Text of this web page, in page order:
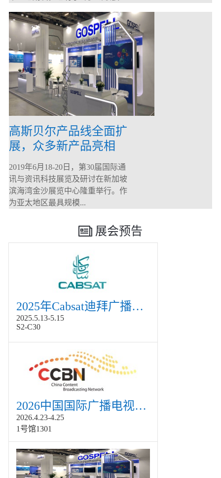
高斯贝尔产品线全面扩
展，众多新产品亮相
CommunicAsia 2019
2019年6月18-20日，第30届国际通
讯与资讯科技展览及研讨在新加坡
滨海湾金沙展览中心隆重举行。作
为亚太地区最具规模...
展会预告
2025年Cabsat迪拜广播电视展
2025.5.13-5.15
S2-C30
2026中国国际广播电视信息网络展览会展
2026.4.23-4.25
1号馆1301